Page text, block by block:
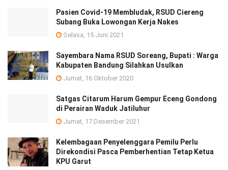
Pasien Covid-19 Membludak, RSUD Ciereng
Subang Buka Lowongan Kerja Nakes
Selasa, 15 Juni 2021
Sayembara Nama RSUD Soreang, Bupati : Warga
Kabupaten Bandung Silahkan Usulkan
Jumat, 16 Oktober 2020
Satgas Citarum Harum Gempur Eceng Gondong
di Perairan Waduk Jatiluhur
Jumat, 17 Desember 2021
Kelembagaan Penyelenggara Pemilu Perlu
Direkondisi Pasca Pemberhentian Tetap Ketua
KPU Garut